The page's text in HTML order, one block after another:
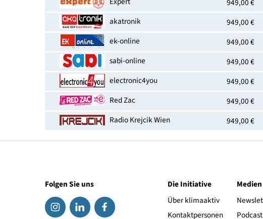
EAN-Nummer
Erhältlich bei
Expert
akatronik
ek-online
sabi-online
Radio Krejcik Wien